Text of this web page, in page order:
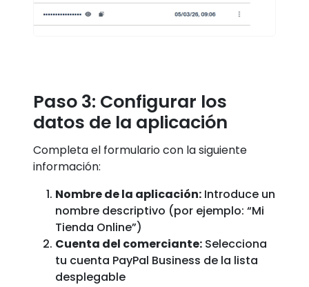
Paso 3: Configurar los
datos de la aplicación
Completa el formulario con la siguiente
información:
Nombre de la aplicación: Introduce un
nombre descriptivo (por ejemplo: “Mi
Tienda Online”)
Cuenta del comerciante: Selecciona
tu cuenta PayPal Business de la lista
desplegable